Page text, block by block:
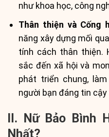
như khoa học, công
Thân thiện và Cống
năng xây dựng mối
tính cách thân thiện.
sắc đến xã hội và
phát triển chung,
người bạn đáng tin
II. Nữ Bảo Bình
Nhất?